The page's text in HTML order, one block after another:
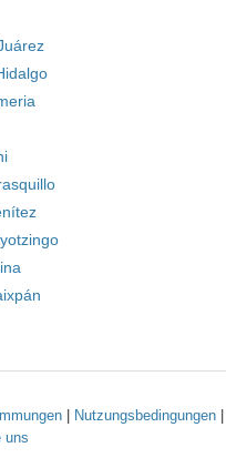
Nutzungsbedingungen
uns